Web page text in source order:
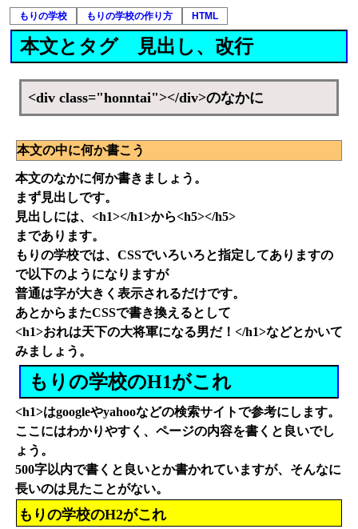
もりの学校 もりの学校の作り方 HTML
本文とタグ 見出し、改行
<div class="honntai"></div>のなかに
本文の中に何か書こう
本文のなかに何か書きましょう。
まず見出しです。
見出しには、<h1></h1>から<h5></h5>
まであります。
もりの学校では、CSSでいろいろと指定してありますの
で以下のようになりますが
普通は字が大きく表示されるだけです。
あとからまたCSSで書き換えるとして
<h1>おれは天下の大将軍になる男だ！</h1>などとかいて
みましょう。
もりの学校のH1がこれ
<h1>はgoogleやyahooなどの検索サイトで参考にします。
ここにはわかりやすく、ページの内容を書くと良いでし
ょう。
500字以内で書くと良いとか書かれていますが、そんなに
長いのは見たことがない。
もりの学校のH2がこれ